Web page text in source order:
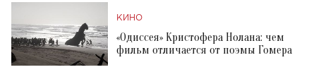
КИНО
«Одиссея» Кристофера Нолана: чем
фильм отличается от поэмы Гомера